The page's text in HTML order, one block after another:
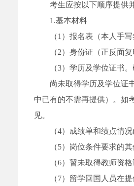
考生应按以下顺序提供
1.基本材料
（1）报名表（本人手写
（2）身份证（正反面
（3）学历及学位证书
尚未取得学历及学位证
中已有的不需再提供）。如
见。
（4）成绩单和绩点情
（5）岗位条件要求的
（6）暂未取得教师资
（7）留学回国人员在